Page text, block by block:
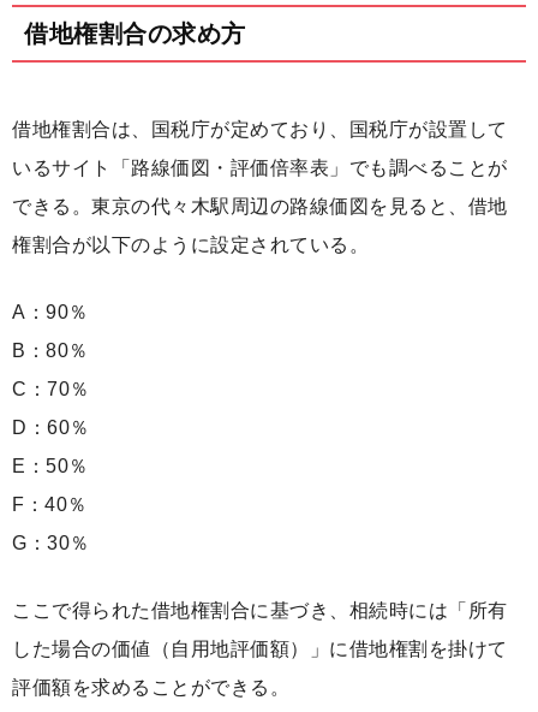
借地権割合の求め方
借地権割合は、国税庁が定めており、国税庁が設置して
いるサイト「路線価図・評価倍率表」でも調べることが
できる。東京の代々木駅周辺の路線価図を見ると、借地
権割合が以下のように設定されている。
A：90％
B：80％
C：70％
D：60％
E：50％
F：40％
G：30％
ここで得られた借地権割合に基づき、相続時には「所有
した場合の価値（自用地評価額）」に借地権割を掛けて
評価額を求めることができる。